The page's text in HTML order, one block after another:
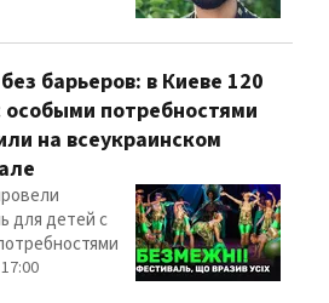
барьеров: в Киеве 120
особыми потребностями
на всеукраинском
для детей с